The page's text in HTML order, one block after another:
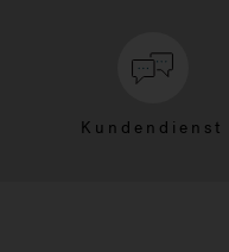
Kundendienst